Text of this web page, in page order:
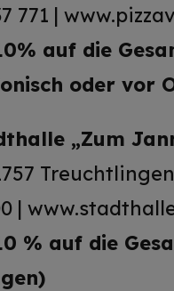
771 |
auf die
oder vor
„Zum
Treuchtlingen
|
% auf die